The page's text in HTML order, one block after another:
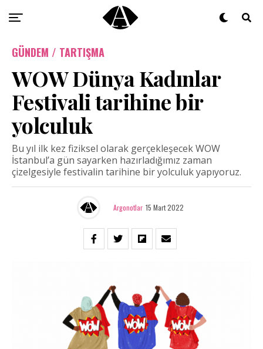
GÜNDEM / TARTIŞMA
WOW Dünya Kadınlar
Festivali tarihine bir
yolculuk
Bu yıl ilk kez fiziksel olarak gerçekleşecek WOW
İstanbul’a gün sayarken hazırladığımız zaman
çizelgesiyle festivalin tarihine bir yolculuk yapıyoruz.
Argonotlar 15 Mart 2022